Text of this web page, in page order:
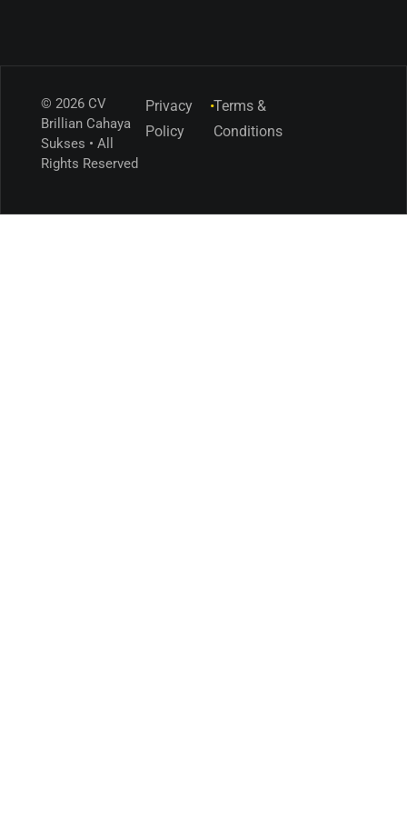
© 2026 CV
Brillian Cahaya
Sukses • All
Rights Reserved
Privacy
Policy
•Terms &
Conditions